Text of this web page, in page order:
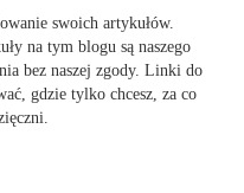
swoich artykułów.
na tym blogu są naszego
bez naszej zgody. Linki do
gdzie tylko chcesz, za co